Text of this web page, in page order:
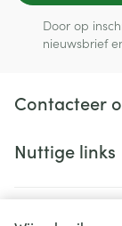
Door op
nieuwsbrief
Contacteer
Nuttige links